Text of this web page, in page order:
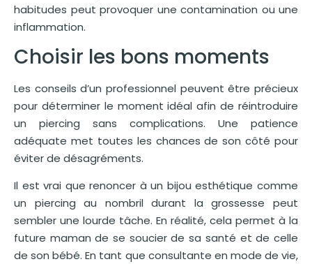
habitudes peut provoquer une contamination ou une
inflammation.
Choisir les bons moments
Les conseils d’un professionnel peuvent être précieux
pour déterminer le moment idéal afin de réintroduire
un piercing sans complications. Une patience
adéquate met toutes les chances de son côté pour
éviter de désagréments.
Il est vrai que renoncer à un bijou esthétique comme
un piercing au nombril durant la grossesse peut
sembler une lourde tâche. En réalité, cela permet à la
future maman de se soucier de sa santé et de celle
de son bébé. En tant que consultante en mode de vie,